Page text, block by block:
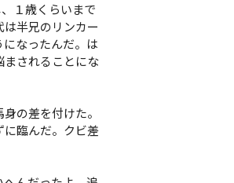
１歳くらいまで
半兄のリンカー
なったんだ。は
されることにな
の差を付けた。
臨んだ。クビ差